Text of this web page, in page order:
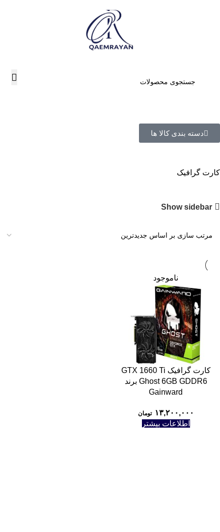
دسته بندی کالا ها
کارت گرافیک
Show sidebar
ناموجود
کارت گرافیک GTX 1660 Ti
Ghost 6GB GDDR6 برند
Gainward
۱۳,۲۰۰,۰۰۰ تومان
اطلاعات بیشتر